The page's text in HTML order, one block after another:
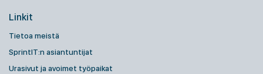
Linkit
Tietoa meistä
SprintIT:n asiantuntijat
Urasivut ja avoimet työpaikat